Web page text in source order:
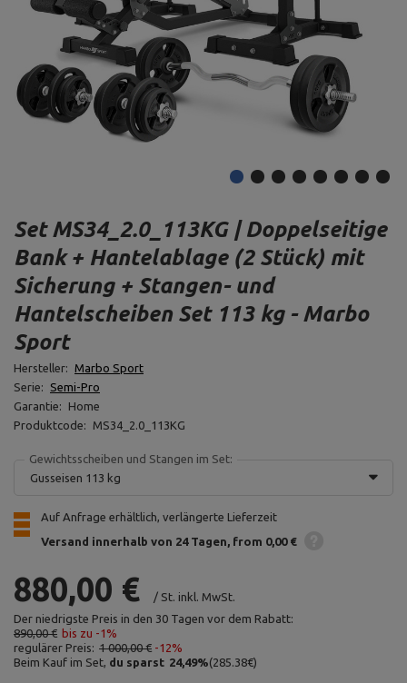
Set MS34_2.0_113KG | Doppelseitige
Bank + Hantelablage (2 Stück) mit
Sicherung + Stangen- und
Hantelscheiben Set 113 kg - Marbo
Sport
Hersteller: Marbo Sport
Serie:
Semi-Pro
Garantie:
Home
Produktcode:
MS34_2.0_113KG
Gewichtsscheiben und Stangen im Set:
Gusseisen 113 kg
Auf Anfrage erhältlich, verlängerte Lieferzeit
Versand innerhalb von 24 Tagen from 0,00 €
880,00 € / St. inkl. MwSt.
Der niedrigste Preis in den 30 Tagen vor dem Rabatt:
890,00 € bis zu -1%
regulärer Preis: 1 000,00 € -12%
Beim Kauf im Set, du sparst 24,49%(285.38€)